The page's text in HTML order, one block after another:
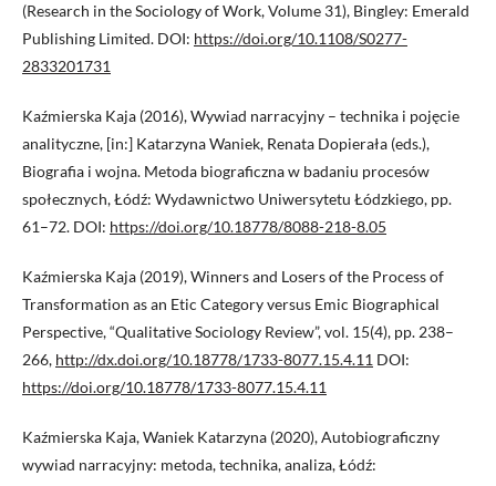
(Research in the Sociology of Work, Volume 31), Bingley: Emerald
Publishing Limited. DOI: https://doi.org/10.1108/S0277-
2833201731
Kaźmierska Kaja (2016), Wywiad narracyjny – technika i pojęcie
analityczne, [in:] Katarzyna Waniek, Renata Dopierała (eds.),
Biografia i wojna. Metoda biograficzna w badaniu procesów
społecznych, Łódź: Wydawnictwo Uniwersytetu Łódzkiego, pp.
61–72. DOI: https://doi.org/10.18778/8088-218-8.05
Kaźmierska Kaja (2019), Winners and Losers of the Process of
Transformation as an Etic Category versus Emic Biographical
Perspective, “Qualitative Sociology Review”, vol. 15(4), pp. 238–
266, http://dx.doi.org/10.18778/1733-8077.15.4.11 DOI:
https://doi.org/10.18778/1733-8077.15.4.11
Kaźmierska Kaja, Waniek Katarzyna (2020), Autobiograficzny
wywiad narracyjny: metoda, technika, analiza, Łódź: